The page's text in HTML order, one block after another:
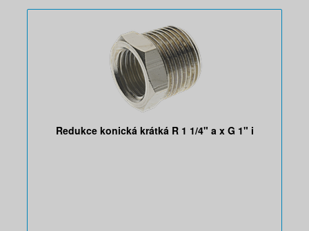
Redukce konická krátká R 1 1/4" a x G 1" i